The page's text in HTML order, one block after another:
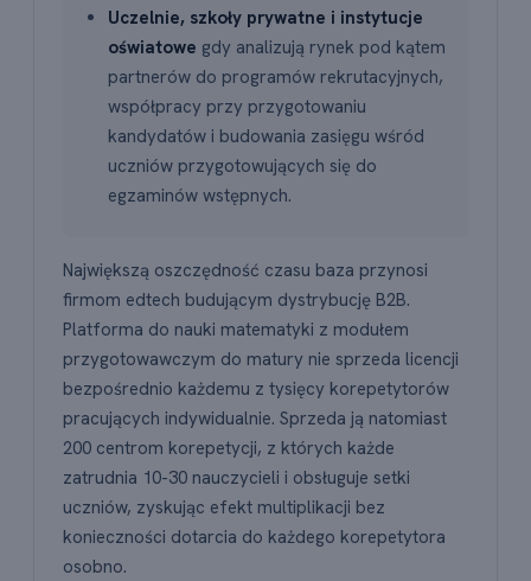
Uczelnie, szkoły prywatne i instytucje
oświatowe gdy analizują rynek pod kątem
partnerów do programów rekrutacyjnych,
współpracy przy przygotowaniu
kandydatów i budowania zasięgu wśród
uczniów przygotowujących się do
egzaminów wstępnych.
Największą oszczędność czasu baza przynosi
firmom edtech budującym dystrybucję B2B.
Platforma do nauki matematyki z modułem
przygotowawczym do matury nie sprzeda licencji
bezpośrednio każdemu z tysięcy korepetytorów
pracujących indywidualnie. Sprzeda ją natomiast
200 centrom korepetycji, z których każde
zatrudnia 10-30 nauczycieli i obsługuje setki
uczniów, zyskując efekt multiplikacji bez
konieczności dotarcia do każdego korepetytora
osobno.